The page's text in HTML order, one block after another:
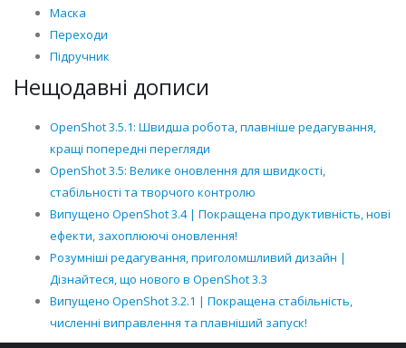
Маска
Переходи
Підручник
Нещодавні дописи
OpenShot 3.5.1: Швидша робота, плавніше редагування,
кращі попередні перегляди
OpenShot 3.5: Велике оновлення для швидкості,
стабільності та творчого контролю
Випущено OpenShot 3.4 | Покращена продуктивність, нові
ефекти, захоплюючі оновлення!
Розумніші редагування, приголомшливий дизайн |
Дізнайтеся, що нового в OpenShot 3.3
Випущено OpenShot 3.2.1 | Покращена стабільність,
численні виправлення та плавніший запуск!